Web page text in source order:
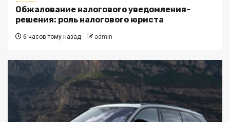
Обжалование налогового уведомления-
решения: роль налогового юриста
6 часов тому назад admin